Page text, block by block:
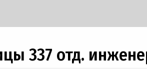
337 отд.